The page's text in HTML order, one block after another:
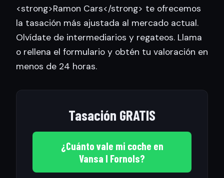
<strong>Ramon Cars</strong> te ofrecemos
la tasación más ajustada al mercado actual.
Olvídate de intermediarios y regateos. Llama
o rellena el formulario y obtén tu valoración en
menos de 24 horas.
Tasación GRATIS
¿Cuánto vale mi coche en
Vansa I Fornols?